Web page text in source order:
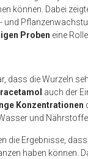
können. Dabei
und
Proben eine
dass die Wurzeln
auch der
Konzentrationen
und
die Ergebnisse,
haben können.